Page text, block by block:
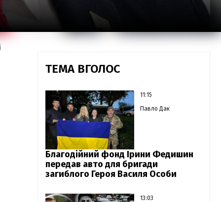
ТЕМА ВГОЛОС
11:15
Павло Дак
Благодійний фонд Ірини Федишин
передав авто для бригади
загиблого Героя Василя Особи
13:03